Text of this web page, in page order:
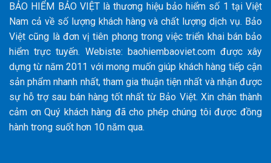
BẢO HIỂM BẢO VIỆT là thương hiệu bảo hiểm số 1 tại Việt
Nam cả về số lượng khách hàng và chất lượng dịch vụ. Bảo
Việt cũng là đơn vị tiên phong trong việc triển khai bán bảo
hiểm trực tuyến. Webiste: baohiembaoviet.com được xây
dựng từ năm 2011 với mong muốn giúp khách hàng tiếp cận
sản phẩm nhanh nhất, tham gia thuận tiện nhất và nhận được
sự hỗ trợ sau bán hàng tốt nhất từ Bảo Việt. Xin chân thành
cảm ơn Quý khách hàng đã cho phép chúng tôi được đồng
hành trong suốt hơn 10 năm qua.